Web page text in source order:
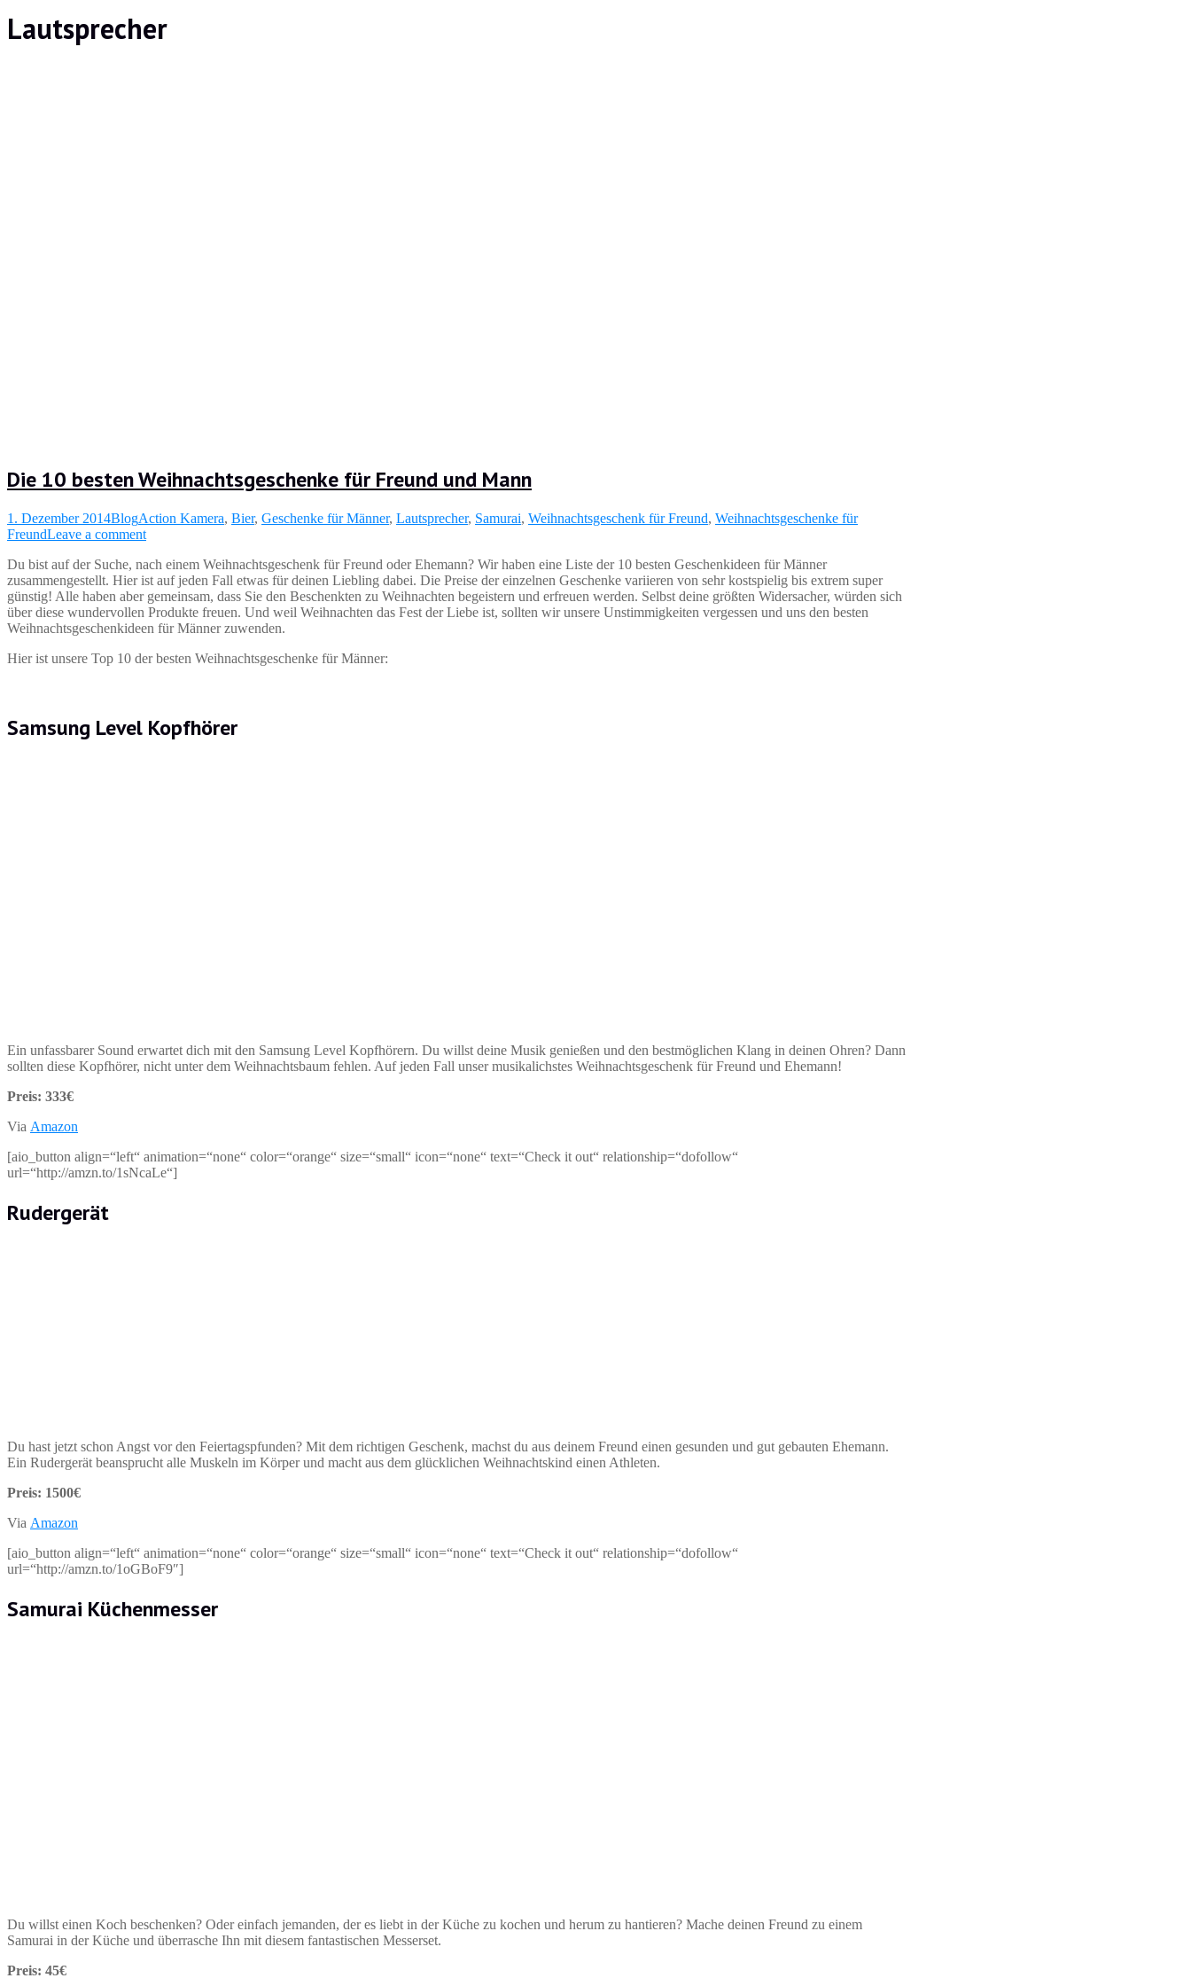
Lautsprecher
Die 10 besten Weihnachtsgeschenke für Freund und Mann
1. Dezember 2014BlogAction Kamera, Bier, Geschenke für Männer, Lautsprecher, Samurai, Weihnachtsgeschenk für Freund, Weihnachtsgeschenke für
FreundLeave a comment
Du bist auf der Suche, nach einem Weihnachtsgeschenk für Freund oder Ehemann? Wir haben eine Liste der 10 besten Geschenkideen für Männer
zusammengestellt. Hier ist auf jeden Fall etwas für deinen Liebling dabei. Die Preise der einzelnen Geschenke variieren von sehr kostspielig bis extrem super
günstig! Alle haben aber gemeinsam, dass Sie den Beschenkten zu Weihnachten begeistern und erfreuen werden. Selbst deine größten Widersacher, würden sich
über diese wundervollen Produkte freuen. Und weil Weihnachten das Fest der Liebe ist, sollten wir unsere Unstimmigkeiten vergessen und uns den besten
Weihnachtsgeschenkideen für Männer zuwenden.
Hier ist unsere Top 10 der besten Weihnachtsgeschenke für Männer:
Samsung Level Kopfhörer
Ein unfassbarer Sound erwartet dich mit den Samsung Level Kopfhörern. Du willst deine Musik genießen und den bestmöglichen Klang in deinen Ohren? Dann
sollten diese Kopfhörer, nicht unter dem Weihnachtsbaum fehlen. Auf jeden Fall unser musikalichstes Weihnachtsgeschenk für Freund und Ehemann!
Preis: 333€
Via Amazon
[aio_button align=“left“ animation=“none“ color=“orange“ size=“small“ icon=“none“ text=“Check it out“ relationship=“dofollow“
url=“http://amzn.to/1sNcaLe“]
Rudergerät
Du hast jetzt schon Angst vor den Feiertagspfunden? Mit dem richtigen Geschenk, machst du aus deinem Freund einen gesunden und gut gebauten Ehemann.
Ein Rudergerät beansprucht alle Muskeln im Körper und macht aus dem glücklichen Weihnachtskind einen Athleten.
Preis: 1500€
Via Amazon
[aio_button align=“left“ animation=“none“ color=“orange“ size=“small“ icon=“none“ text=“Check it out“ relationship=“dofollow“
url=“http://amzn.to/1oGBoF9″]
Samurai Küchenmesser
Du willst einen Koch beschenken? Oder einfach jemanden, der es liebt in der Küche zu kochen und herum zu hantieren? Mache deinen Freund zu einem
Samurai in der Küche und überrasche Ihn mit diesem fantastischen Messerset.
Preis: 45€